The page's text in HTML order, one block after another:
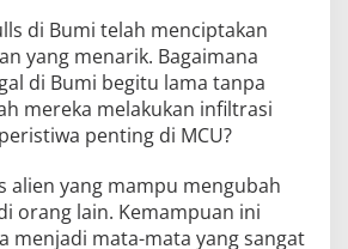
di Bumi telah menciptakan
yang menarik. Bagaimana
di Bumi begitu lama tanpa
mereka melakukan infiltrasi
penting di MCU?
alien yang mampu mengubah
orang lain. Kemampuan ini
menjadi mata-mata yang sangat